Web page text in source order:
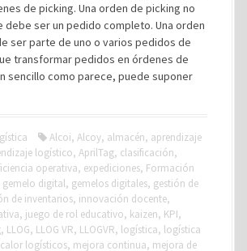
de picking. Una orden de picking no
debe ser un pedido completo. Una orden
ser parte de uno o varios pedidos de
transformar pedidos en órdenes de
sencillo como parece, puede suponer
Alcoi, Alcoy, almacén, aprendizaje
logístico, AprilTag, clasificación,
operativa, expediciones, Formación
gemelo digital, gemelos digitales, gestión de
de inventarios, innovación docente,
, juego de rol educativo, kaizen, KPI,
, LLOG, LLOG VR, LLOGVR, logística, logística
logísticos, mejora continua, mejora de